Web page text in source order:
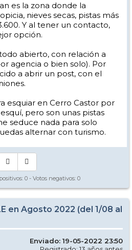
es la zona donde la
nieves secas, pistas más
Y al tener un contacto,
opción.
abierto, con relación a
agencia o bien solo). Por
a abrir un post, con el
esquiar en Cerro Castor por
pero son unas pistas
seduce nada para solo
alternar con turismo.
0 - Votos negativos: 0
en Agosto 2022 (del 1/08 al
Enviado: 19-05-2022 23:50